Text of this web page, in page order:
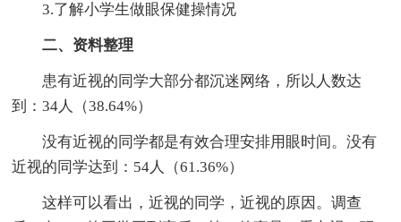
3.了解小学生做眼保健操情况
二、资料整理
患有近视的同学大部分都沉迷网络，所以人数达
到：34人（38.64%）
没有近视的同学都是有效合理安排用眼时间。没有
近视的同学达到：54人（61.36%）
这样可以看出，近视的同学，近视的原因。调查